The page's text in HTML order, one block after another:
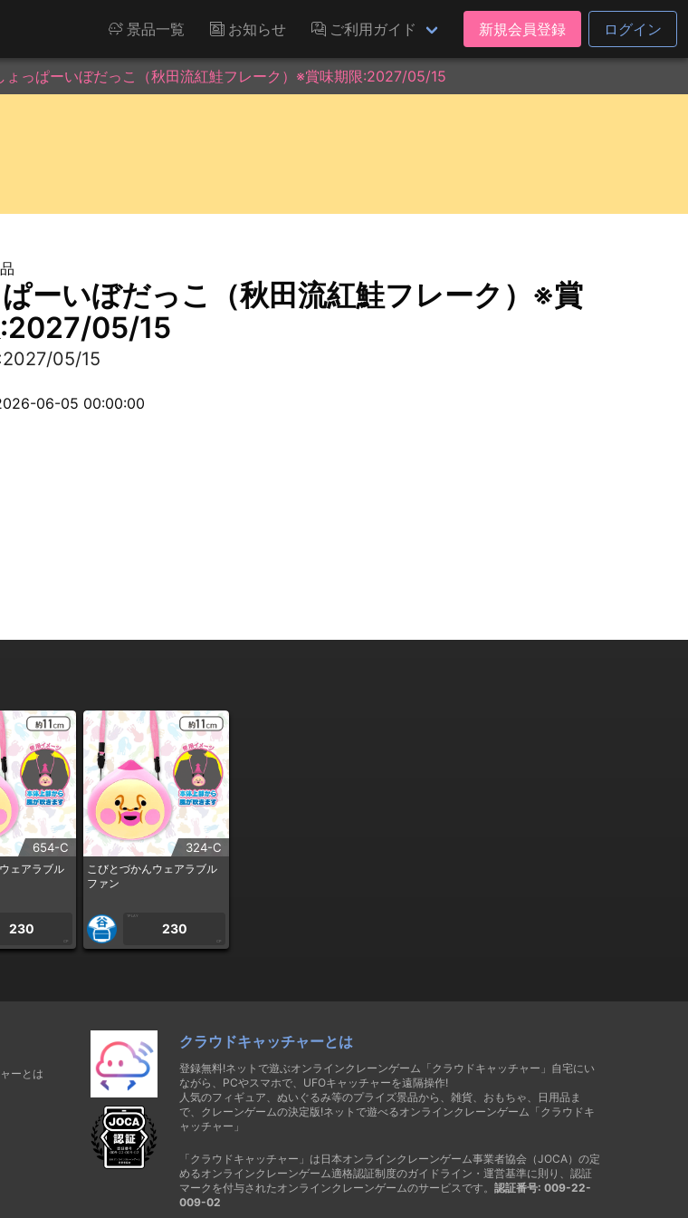
景品一覧 お知らせ ご利用ガイド 新規会員登録 ログイン
ょっぱーいぼだっこ（秋田流紅鮭フレーク）※賞味期限:2027/05/15
ーいぼだっこ（秋田流紅鮭フレーク）※賞
05/15
05/15
06-05 00:00:00
654-C
ェアラブル
230
CP
324-C
こびとづかんウェアラブル
ファン
1PLAY
230
CP
ーとは
クラウドキャッチャーとは
登録無料!ネットで遊ぶオンラインクレーンゲーム「クラウドキャッチャー」自宅にい
ながら、PCやスマホで、UFOキャッチャーを遠隔操作!
人気のフィギュア、ぬいぐるみ等のプライズ景品から、雑貨、おもちゃ、日用品ま
で、クレーンゲームの決定版!ネットで遊べるオンラインクレーンゲーム「クラウドキ
ャッチャー」
「クラウドキャッチャー」は日本オンラインクレーンゲーム事業者協会（JOCA）の定
めるオンラインクレーンゲーム適格認証制度のガイドライン・運営基準に則り、認証
マークを付与されたオンラインクレーンゲームのサービスです。 認証番号: 009-22-
009-02